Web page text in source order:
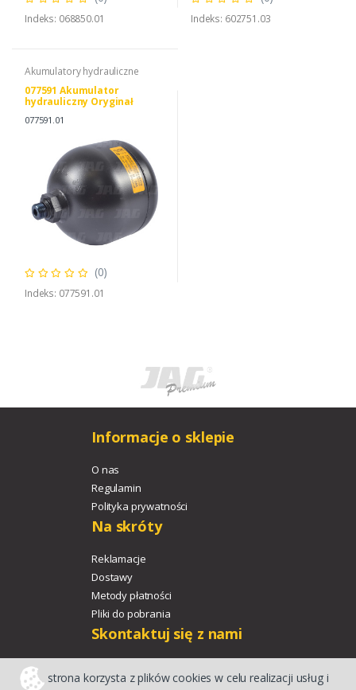
strona korzysta z plików cookies w celu realizacji usług i
Indeks: 068850.01 Indeks: 602751.03
Akumulatory hydrauliczne
077591 Akumulator
hydrauliczny Oryginał
077591.01
(0)
Indeks: 077591.01
Informacje o sklepie
O nas
Regulamin
Polityka prywatności
Na skróty
Reklamacje
Dostawy
Metody płatności
Pliki do pobrania
Skontaktuj się z nami
agroport@agroport.tech